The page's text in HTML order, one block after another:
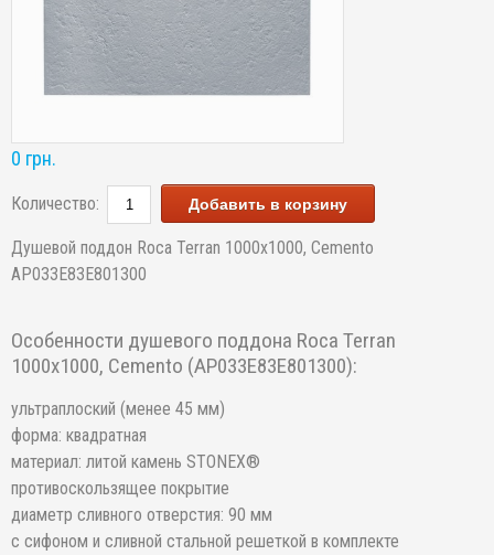
0 грн.
Количество: Добавить в корзину
Душевой поддон Roca Terran 1000х1000, Cemento
AP033E83E801300
Особенности душевого поддона Roca Terran
1000х1000, Cemento (AP033E83E801300):
ультраплоский (менее 45 мм)
форма: квадратная
материал: литой камень STONEX®
противоскользящее покрытие
диаметр сливного отверстия: 90 мм
с сифоном и сливной стальной решеткой в комплекте